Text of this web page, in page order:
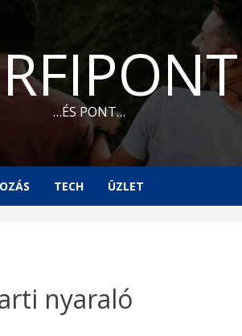
…ÉS PONT…
TECH ÜZLET
nyaraló